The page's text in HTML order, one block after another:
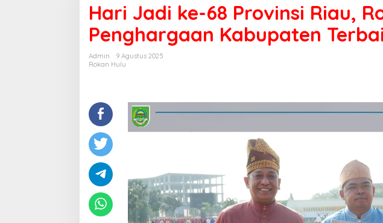
ke-
68
Provinsi
Riau,
Terbaik
III
Hari Jadi ke-68 Provinsi Riau,
Penghargaan Kabupaten
Admin
9 Agustus 2025
Rokan Hulu